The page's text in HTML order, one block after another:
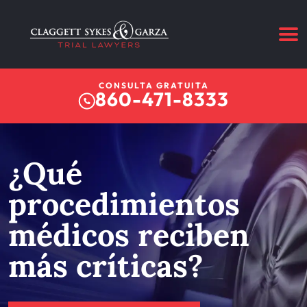
CONSULTA GRATUITA
860-471-8333
¿Qué
procedimientos
médicos reciben
más críticas?